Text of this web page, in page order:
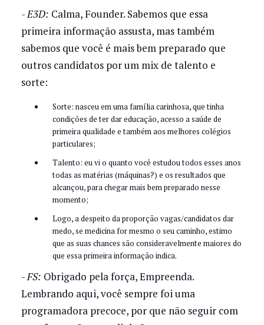
- E3D: Calma, Founder. Sabemos que essa
primeira informação assusta, mas também
sabemos que você é mais bem preparado que
outros candidatos por um mix de talento e
sorte:
Sorte: nasceu em uma família carinhosa, que tinha
condições de ter dar educação, acesso a saúde de
primeira qualidade e também aos melhores colégios
particulares;
Talento: eu vi o quanto você estudou todos esses anos
todas as matérias (máquinas?) e os resultados que
alcançou, para chegar mais bem preparado nesse
momento;
Logo, a despeito da proporção vagas/candidatos dar
medo, se medicina for mesmo o seu caminho, estimo
que as suas chances são consideravelmente maiores do
que essa primeira informação indica.
-FS: Obrigado pela força, Empreenda.
Lembrando aqui, você sempre foi uma
programadora precoce, por que não seguir com